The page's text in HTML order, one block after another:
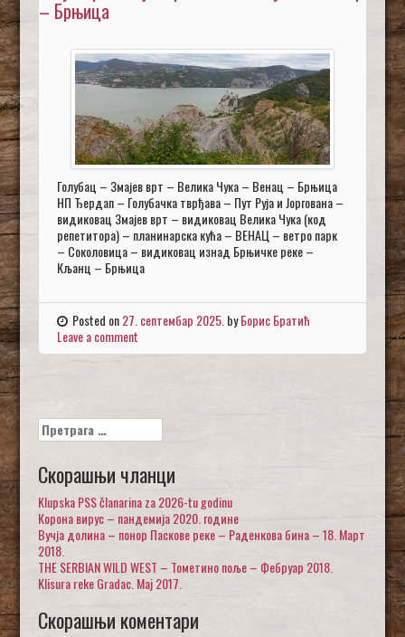
– Брњица
Голубац – Змајев врт – Велика Чука – Венац – Брњица
НП Ђердап – Голубачка тврђава – Пут Руја и Јоргована –
видиковац Змајев врт – видиковац Велика Чука (код
репетитора) – планинарска кућа – ВЕНАЦ – ветро парк
– Соколовица – видиковац изнад Брњичке реке –
Кљанц – Брњица
Posted on27. септембар 2025.byБорис Братић
Leave a comment
Претрага
за:
Скорашњи чланци
Klupska PSS članarina za 2026-tu godinu
Корона вирус – пандемија 2020. године
Вучја долина – понор Паскове реке – Раденкова бина – 18. Март
2018.
THE SERBIAN WILD WEST – Тометино поље – Фебруар 2018.
Klisura reke Gradac. Maj 2017.
Скорашњи коментари